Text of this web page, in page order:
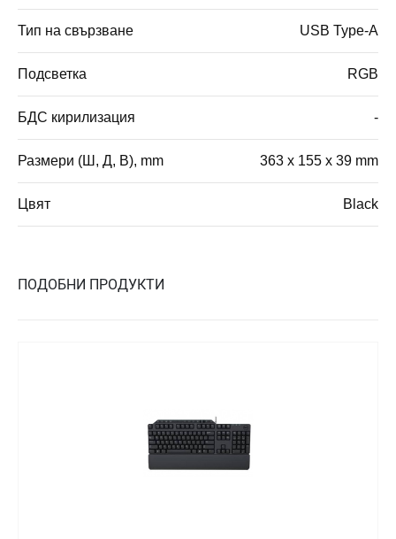
Тип на свързване USB Type-A
Подсветка RGB
БДС кирилизация -
Размери (Ш, Д, В), mm 363 x 155 x 39 mm
Цвят Black
ПОДОБНИ ПРОДУКТИ